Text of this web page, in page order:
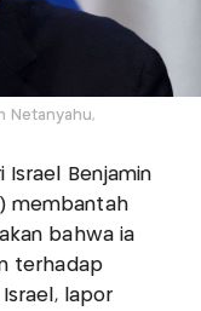
Netanyahu,
Israel Benjamin
membantah
bahwa ia
terhadap
Israel, lapor